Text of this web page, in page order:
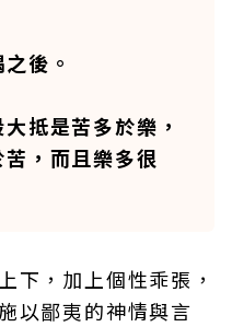
後。
抵是苦多於樂，
，而且樂多很
下，加上個性乖張，
以鄙夷的神情與言